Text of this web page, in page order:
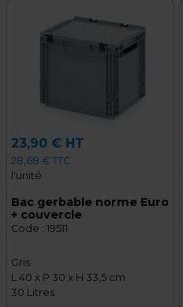
23,90 € HT
28,68 € TTC
l'unité
Bac gerbable norme Euro
+ couvercle
Code : 19511
Gris
L 40 x P 30 x H 33,5 cm
30 Litres